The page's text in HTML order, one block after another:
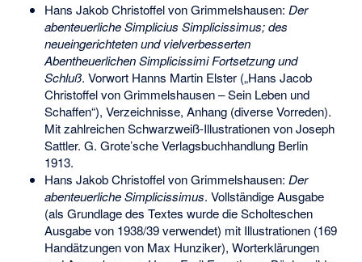
Hans Jakob Christoffel von Grimmelshausen: Der
abenteuerliche Simplicius Simplicissimus; des
neueingerichteten und vielverbesserten
Abentheuerlichen Simplicissimi Fortsetzung und
Schluß. Vorwort Hanns Martin Elster („Hans Jacob
Christoffel von Grimmelshausen – Sein Leben und
Schaffen“), Verzeichnisse, Anhang (diverse Vorreden).
Mit zahlreichen Schwarzweiß-Illustrationen von Joseph
Sattler. G. Grote’sche Verlagsbuchhandlung Berlin
1913.
Hans Jakob Christoffel von Grimmelshausen: Der
abenteuerliche Simplicissimus. Vollständige Ausgabe
(als Grundlage des Textes wurde die Scholteschen
Ausgabe von 1938/39 verwendet) mit Illustrationen (169
Handätzungen von Max Hunziker), Worterklärungen